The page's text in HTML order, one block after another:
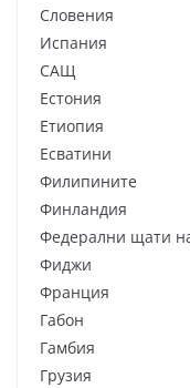
Словения
Испания
САЩ
Естония
Етиопия
Есватини
Филипините
Финландия
Федерални щати
Фиджи
Франция
Габон
Гамбия
Грузия